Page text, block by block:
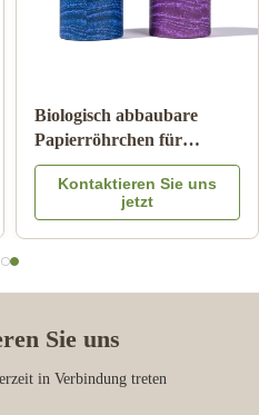
CMKY-kosmetische
Luxuszylinder-
Artpaper
Kontaktieren Sie
Sie uns
in Verbindung treten